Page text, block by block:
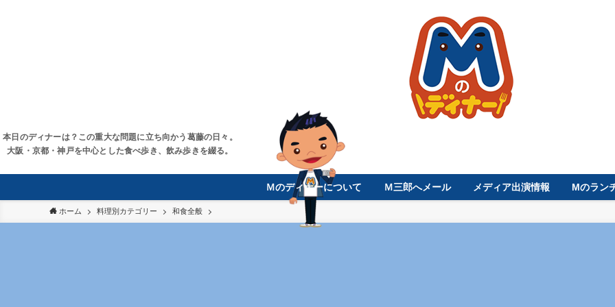
本日のディナーは？この重大な問題に立ち向かう葛藤の日々。
大阪・京都・神戸を中心とした食べ歩き、飲み歩きを綴る。
Ｍのディナーについて Ｍ三郎へメール メディア出演情報 Mのラン
ホーム 料理別カテゴリー 和食全般